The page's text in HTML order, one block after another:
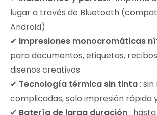
lugar a través de Bluetooth
Android)
✔ Impresiones monocromáticas
para documentos, etiquetas,
diseños creativos
✔ Tecnología térmica sin tinta:
complicadas, solo impresión rápida